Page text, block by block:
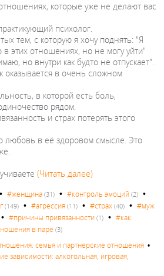
которые уже не делают вас
психолог.
тем, с которую я хочу поднять: "Я
этих отношениях, но не могу уйти"
но внутри как будто не отпускает".
оказывается в очень сложном
в которой есть боль,
рядом.
и страх потерять этого
любовь в её здоровом смысле. Это
(Читать далее)
• #женщина (31) • #контроль эмоций (2) •
(149) • #агрессия (11) • #страх (40) • #муж
• #причины привязанности (1) • #как
в паре (3)
семья и партнерские отношения •
зависимости: алкогольная, игровая,